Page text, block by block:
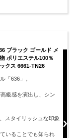
ブラック ゴールド メ
ポリエステル100％
クス 6661-TN26
「636」。
級感を演出し、シン
スタイリッシュな印象
いることでも知られ